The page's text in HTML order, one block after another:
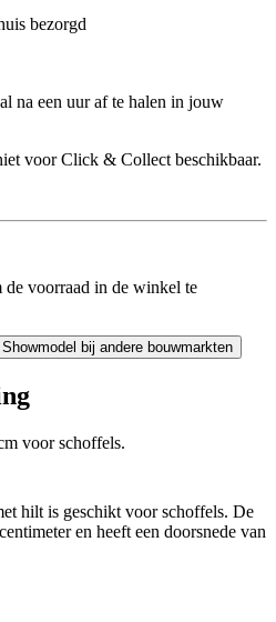
bezorgd
na een uur af te halen in jouw
voor Click & Collect beschikbaar.
voorraad in de winkel te
Showmodel bij andere bouwmarkten
voor schoffels.
hilt is geschikt voor schoffels. De
en heeft een doorsnede van